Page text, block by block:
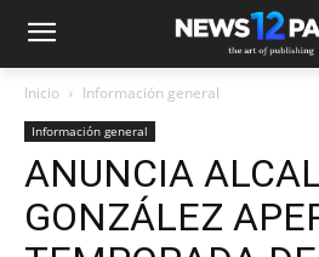
Inicio Información general
Información general
ANUNCIA
GONZÁLEZ